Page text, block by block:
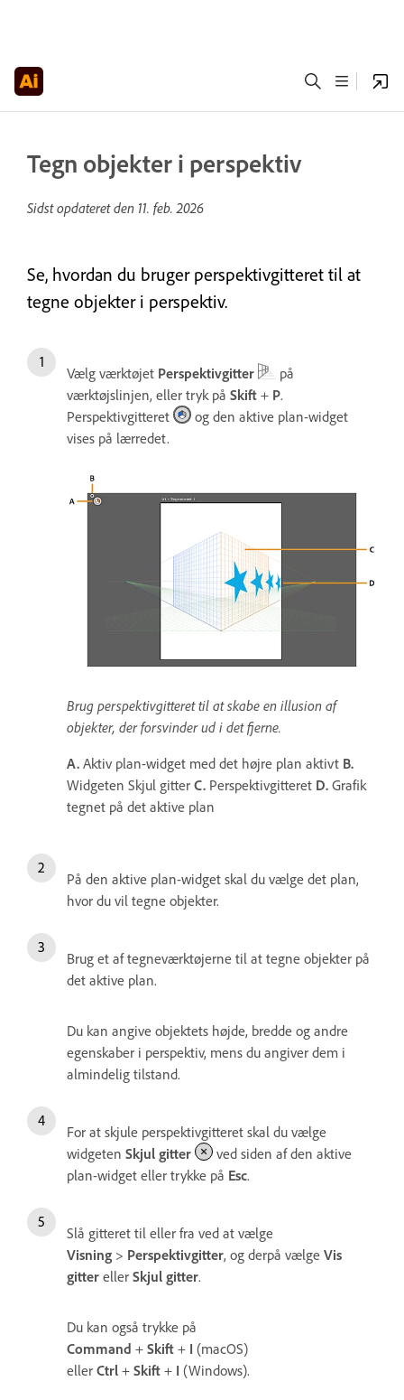
Tegn objekter i perspektiv
Sidst opdateret den 11. feb. 2026
Se, hvordan du bruger perspektivgitteret til at
tegne objekter i perspektiv.
Vælg værktøjet Perspektivgitter
på
værktøjslinjen, eller tryk på Skift + P.
Perspektivgitteret
og den aktive plan-widget
vises på lærredet.
Brug perspektivgitteret til at skabe en illusion af
objekter, der forsvinder ud i det fjerne.
A. Aktiv plan-widget med det højre plan aktivt B.
Widgeten Skjul gitter C. Perspektivgitteret D. Grafik
tegnet på det aktive plan
På den aktive plan-widget skal du vælge det plan,
hvor du vil tegne objekter.
Brug et af tegneværktøjerne til at tegne objekter på
det aktive plan.
Du kan angive objektets højde, bredde og andre
egenskaber i perspektiv, mens du angiver dem i
almindelig tilstand.
For at skjule perspektivgitteret skal du vælge
widgeten Skjul gitter
ved siden af den aktive
plan-widget eller trykke på Esc.
Slå gitteret til eller fra ved at vælge
Visning > Perspektivgitter, og derpå vælge Vis
gitter eller Skjul gitter.
Du kan også trykke på
Command + Skift + I (macOS)
eller Ctrl + Skift + I (Windows).